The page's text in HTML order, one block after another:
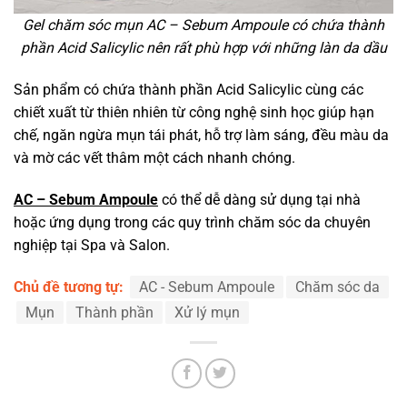
Gel chăm sóc mụn AC – Sebum Ampoule có chứa thành
phần Acid Salicylic nên rất phù hợp với những làn da dầu
Sản phẩm có chứa thành phần Acid Salicylic cùng các
chiết xuất từ thiên nhiên từ công nghệ sinh học giúp hạn
chế, ngăn ngừa mụn tái phát, hỗ trợ làm sáng, đều màu da
và mờ các vết thâm một cách nhanh chóng.
AC – Sebum Ampoule có thể dễ dàng sử dụng tại nhà
hoặc ứng dụng trong các quy trình chăm sóc da chuyên
nghiệp tại Spa và Salon.
Chủ đề tương tự: AC - Sebum Ampoule
Chăm sóc da
Mụn
Thành phần Xử lý mụn